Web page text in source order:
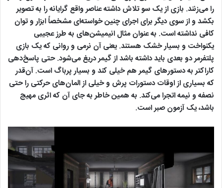
را می‌زنند. بازی از یک سو تلاش داشته عناصر واقع گرایانه را به تصویر
بکشد و از سوی دیگر برای اجرای چنین خواسته‌ای مشخصاً ابزار و توان
کافی نداشته است. به عنوان مثال انیمیشن‌های به طرز عجیبی
یکنواخت و بسیار خشک هستند. یعنی آن نرمی و روانی که یک بازی
پلتفرمر دو بعدی باید داشته باشد از گیمر دریغ می‌شود. حتی پاسخ‌دهی
کاراکتر به دستورهای گیمر هم خیلی کند و بسیار پرباگ است. آن‌قدر
که بسیاری از اوقات دستورات پرش و خیلی از المان‌های حرکتی را حتی
نصفه و نیمه اتجرا می‌کند. به همین خاطر به جای آن که اثری مهیج
باشد، یک آزمون صبر است.